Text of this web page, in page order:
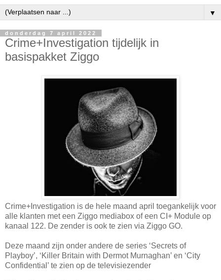
▼
donderdag 7 april 2022
Crime+Investigation tijdelijk in
basispakket Ziggo
Crime+Investigation is de hele maand april toegankelijk voor
alle klanten met een Ziggo mediabox of een CI+ Module op
kanaal 122. De zender is ook te zien via Ziggo GO.
Deze maand zijn onder andere de series ‘Secrets of
Playboy’, ‘Killer Britain with Dermot Murnaghan’ en ‘City
Confidential’ te zien op de televisiezender